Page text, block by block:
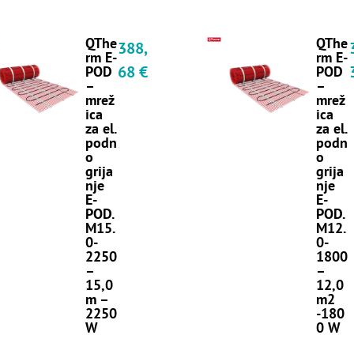
QThe
rm E-
POD
–
mrež
ica
za el.
podn
o
grija
nje
E-
POD.
M15.
0-
2250
–
15,0
m –
2250
W
388,
68€
QThe
rm E-
POD
–
mrež
ica
za el.
podn
o
grija
nje
E-
POD.
M12.
0-
1800
–
12,0
m2
-180
0 W